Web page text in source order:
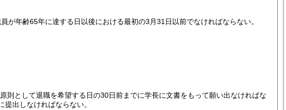
が年齢65年に達する日以後における最初の3月31日以前でなければならない。
則として退職を希望する日の30日前までに学長に文書をもって願い出なければな
出しなければならない。